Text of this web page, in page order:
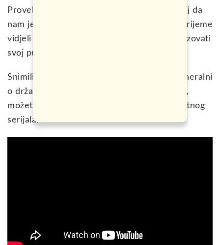
Proveli smo u Danskoj 5 dana i imam osjećaj da
nam je i to bilo malo, ali evo šta smo za to vrijeme
vidjeli i na koji način možete najlakše organizovati
svoj put do tamo.
Snimili smo 4 videa iz ove zemlje, a onaj generalni
o državi, šta vidjeti i kako se spremiti za put,
možete pogledati u prvom od njih iz kompletnog
serijala.